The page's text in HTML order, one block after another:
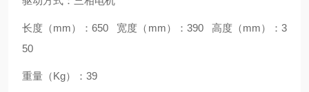
长度（mm）：650 宽度（mm）：390 高度（mm）：3
50
重量（Kg）：39